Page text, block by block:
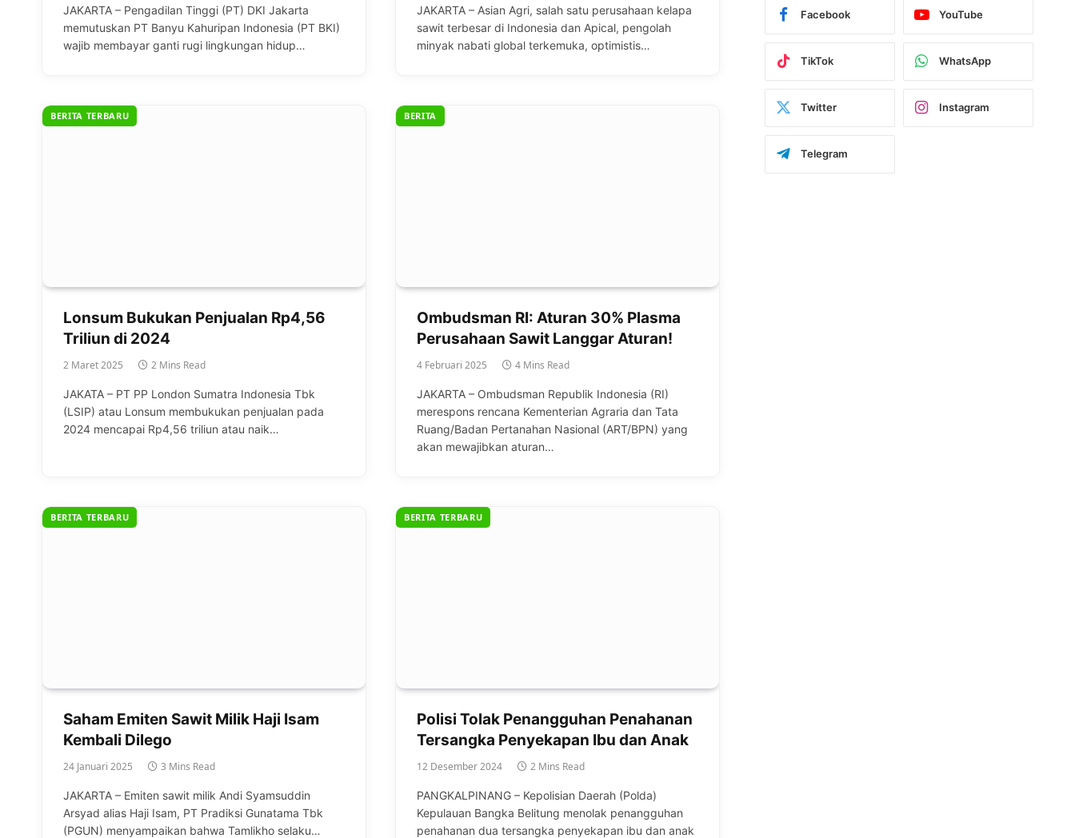
JAKARTA – Pengadilan Tinggi (PT) DKI Jakarta
memutuskan PT Banyu Kahuripan Indonesia (PT BKI)
wajib membayar ganti rugi lingkungan hidup…
JAKARTA – Asian Agri, salah satu perusahaan kelapa
sawit terbesar di Indonesia dan Apical, pengolah
minyak nabati global terkemuka, optimistis…
BERITA TERBARU
Lonsum Bukukan Penjualan Rp4,56
Triliun di 2024
2 Maret 2025 2 Mins Read
JAKATA – PT PP London Sumatra Indonesia Tbk
(LSIP) atau Lonsum membukukan penjualan pada
2024 mencapai Rp4,56 triliun atau naik…
BERITA
Ombudsman RI: Aturan 30% Plasma
Perusahaan Sawit Langgar Aturan!
4 Februari 2025 4 Mins Read
JAKARTA – Ombudsman Republik Indonesia (RI)
merespons rencana Kementerian Agraria dan Tata
Ruang/Badan Pertanahan Nasional (ART/BPN) yang
akan mewajibkan aturan…
BERITA TERBARU
Saham Emiten Sawit Milik Haji Isam
Kembali Dilego
24 Januari 2025 3 Mins Read
JAKARTA – Emiten sawit milik Andi Syamsuddin
Arsyad alias Haji Isam, PT Pradiksi Gunatama Tbk
(PGUN) menyampaikan bahwa Tamlikho selaku…
BERITA TERBARU
Polisi Tolak Penangguhan Penahanan
Tersangka Penyekapan Ibu dan Anak
12 Desember 2024 2 Mins Read
PANGKALPINANG – Kepolisian Daerah (Polda)
Kepulauan Bangka Belitung menolak penangguhan
penahanan dua tersangka penyekapan ibu dan anak
Facebook YouTube
TikTok WhatsApp
Twitter Instagram
Telegram